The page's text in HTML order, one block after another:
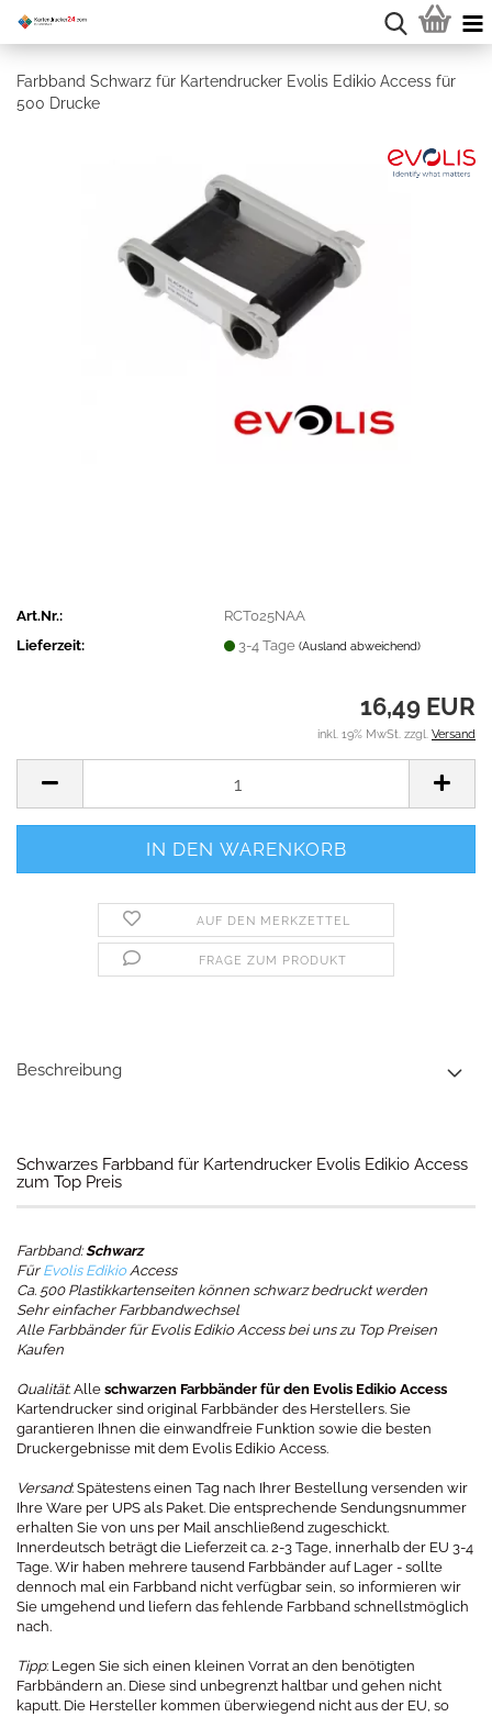
Farbband Schwarz für Kartendrucker Evolis Edikio Access für
500 Drucke
Art.Nr.:
RCT025NAA
Lieferzeit:
3-4 Tage(Ausland abweichend)
16,49 EUR
inkl. 19% MwSt. zzgl. Versand
AUF DEN MERKZETTEL
FRAGE ZUM PRODUKT
Beschreibung
Schwarzes Farbband für Kartendrucker Evolis Edikio Access
zum Top Preis
Farbband:Schwarz
Für Evolis EdikioAccess
Ca. 500 Plastikkartenseiten können schwarz bedruckt werden
Sehr einfacher Farbbandwechsel
Alle Farbbänder für Evolis Edikio Access bei uns zu Top Preisen
Kaufen
Qualität: Alle schwarzen Farbbänder für den Evolis Edikio Access
Kartendrucker sind original Farbbänder des Herstellers. Sie
garantieren Ihnen die einwandfreie Funktion sowie die besten
Druckergebnisse mit dem Evolis Edikio Access.
Versand: Spätestens einen Tag nach Ihrer Bestellung versenden wir
Ihre Ware per UPS als Paket. Die entsprechende Sendungsnummer
erhalten Sie von uns per Mail anschließend zugeschickt.
Innerdeutsch beträgt die Lieferzeit ca. 2-3 Tage, innerhalb der EU 3-4
Tage. Wir haben mehrere tausend Farbbänder auf Lager - sollte
dennoch mal ein Farbband nicht verfügbar sein, so informieren wir
Sie umgehend und liefern das fehlende Farbband schnellstmöglich
nach.
Tipp: Legen Sie sich einen kleinen Vorrat an den benötigten
Farbbändern an. Diese sind unbegrenzt haltbar und gehen nicht
kaputt. Die Hersteller kommen überwiegend nicht aus der EU, so